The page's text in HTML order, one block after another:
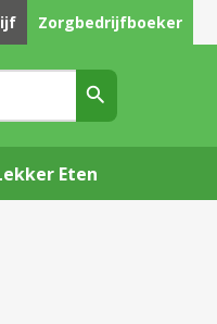
Zorgbedrijfboeker
Eten